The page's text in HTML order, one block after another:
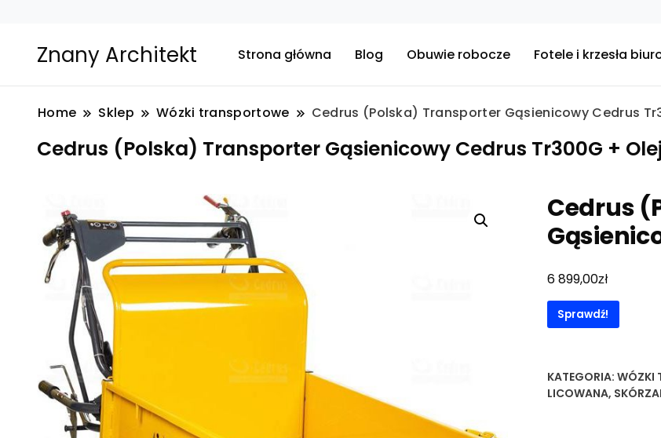
Znany Architekt Strona główna Blog Obuwie robocze Fotele i krzesła
Home Sklep Wózki transportowe Cedrus (Polska) Transporter Gąsienicowy Cedrus
Cedrus (Polska) Transporter Gąsienicowy Cedrus Tr300G +
Cedrus
6 899,00zł
Sprawdź!
KATEGORIA: WÓZKI
LICOWANA,